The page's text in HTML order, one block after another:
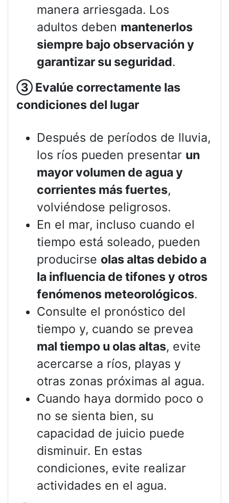
manera arriesgada. Los
adultos deben mantenerlos
siempre bajo observación y
garantizar su seguridad.
③ Evalúe correctamente las
condiciones del lugar
Después de períodos de lluvia,
los ríos pueden presentar un
mayor volumen de agua y
corrientes más fuertes,
volviéndose peligrosos.
En el mar, incluso cuando el
tiempo está soleado, pueden
producirse olas altas debido a
la influencia de tifones y otros
fenómenos meteorológicos.
Consulte el pronóstico del
tiempo y, cuando se prevea
mal tiempo u olas altas, evite
acercarse a ríos, playas y
otras zonas próximas al agua.
Cuando haya dormido poco o
no se sienta bien, su
capacidad de juicio puede
disminuir. En estas
condiciones, evite realizar
actividades en el agua.